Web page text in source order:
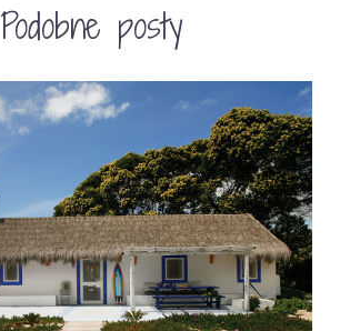
Podobne posty